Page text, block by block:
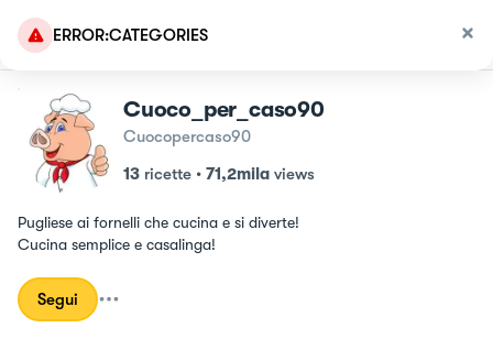
ERROR:CATEGORIES
Cuoco_per_caso90
Cuocopercaso90
13 ricette • 71,2mila views
Pugliese ai fornelli che cucina e si diverte!
Cucina semplice e casalinga!
Segui